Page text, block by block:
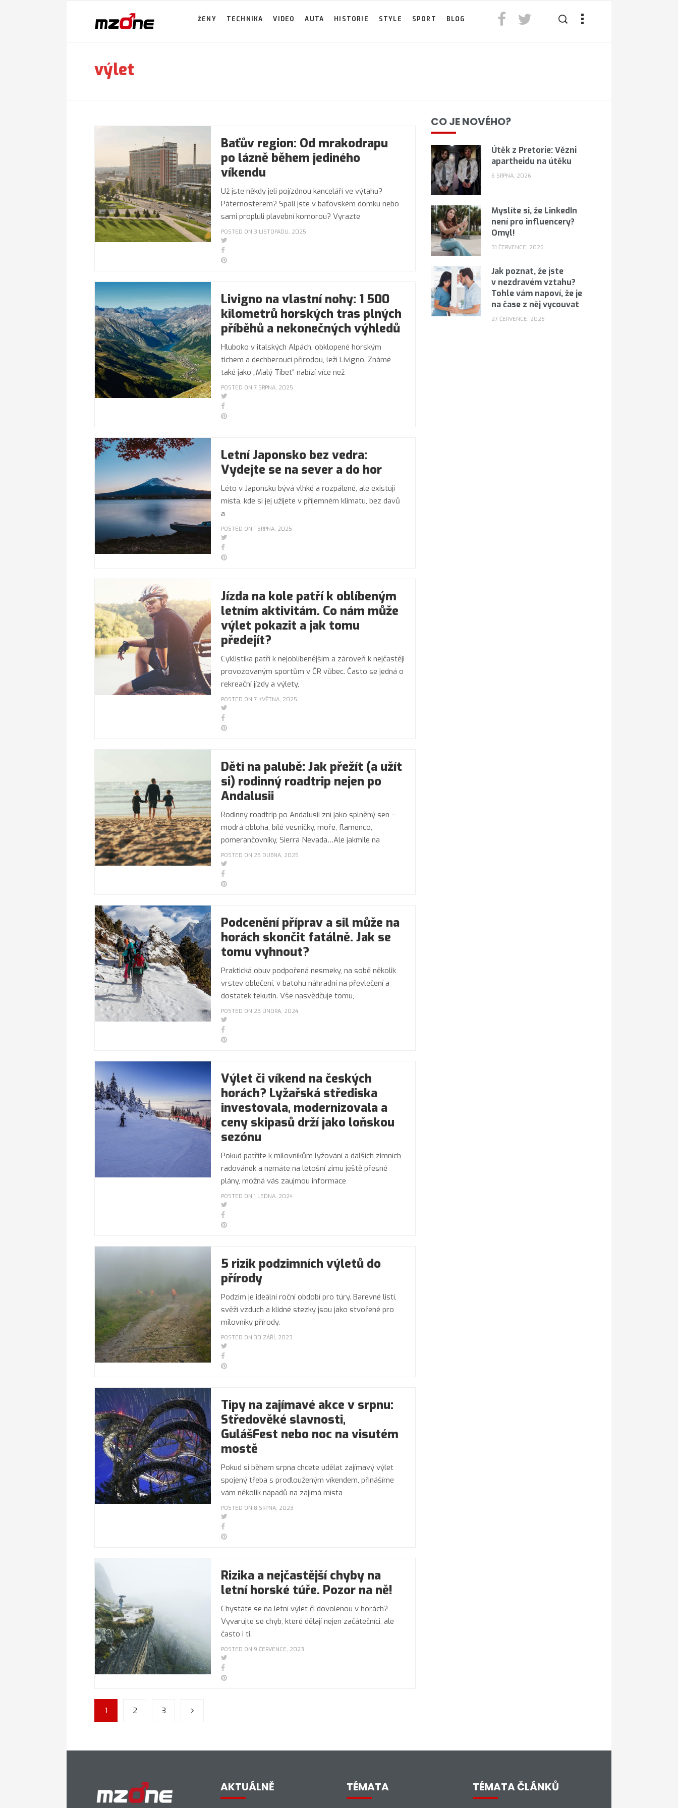
ŽENY TECHNIKA VIDEO AUTA HISTORIE STYLE SPORT BLOG
výlet
Baťův region: Od mrakodrapu
po lázně během jediného
víkendu
Už jste někdy jeli pojízdnou kanceláří ve výtahu?
Páternosterem? Spali jste v baťovském domku nebo
sami propluli plavební komorou? Vyrazte
POSTED ON 3 LISTOPADU, 2025
Livigno na vlastní nohy: 1 500
kilometrů horských tras plných
příběhů a nekonečných výhledů
Hluboko v italských Alpách, obklopené horským
tichem a dechberoucí přírodou, leží Livigno. Známé
také jako „Malý Tibet“ nabízí více než
POSTED ON 7 SRPNA, 2025
Letní Japonsko bez vedra:
Vydejte se na sever a do hor
Léto v Japonsku bývá vlhké a rozpálené, ale existují
místa, kde si jej užijete v příjemném klimatu, bez davů
a
POSTED ON 1 SRPNA, 2025
Jízda na kole patří k oblíbeným
letním aktivitám. Co nám může
výlet pokazit a jak tomu
předejít?
Cyklistika patří k nejoblíbenějším a zároveň k nejčastěji
provozovaným sportům v ČR vůbec. Často se jedná o
rekreační jízdy a výlety,
POSTED ON 7 KVĚTNA, 2025
Děti na palubě: Jak přežít (a užít
si) rodinný roadtrip nejen po
Andalusii
Rodinný roadtrip po Andalusii zní jako splněný sen –
modrá obloha, bílé vesničky, moře, flamenco,
pomerančovníky, Sierra Nevada…Ale jakmile na
POSTED ON 28 DUBNA, 2025
Podcenění příprav a sil může na
horách skončit fatálně. Jak se
tomu vyhnout?
Praktická obuv podpořená nesmeky, na sobě několik
vrstev oblečení, v batohu náhradní na převlečení a
dostatek tekutin. Vše nasvědčuje tomu,
POSTED ON 23 ÚNORA, 2024
Výlet či víkend na českých
horách? Lyžařská střediska
investovala, modernizovala a
ceny skipasů drží jako loňskou
sezónu
Pokud patříte k milovníkům lyžování a dalších zimních
radovánek a nemáte na letošní zimu ještě přesné
plány, možná vás zaujmou informace
POSTED ON 1 LEDNA, 2024
5 rizik podzimních výletů do
přírody
Podzim je ideální roční období pro túry. Barevné listí,
svěží vzduch a klidné stezky jsou jako stvořené pro
milovníky přírody.
POSTED ON 30 ZÁŘÍ, 2023
Tipy na zajímavé akce v srpnu:
Středověké slavnosti,
GulášFest nebo noc na visutém
mostě
Pokud si během srpna chcete udělat zajímavý výlet
spojený třeba s prodlouženým víkendem, přinášíme
vám několik nápadů na zajímá místa
POSTED ON 8 SRPNA, 2023
Rizika a nejčastější chyby na
letní horské túře. Pozor na ně!
Chystáte se na letní výlet či dovolenou v horách?
Vyvarujte se chyb, které dělají nejen začátečníci, ale
často i ti,
POSTED ON 9 ČERVENCE, 2023
1 2 3
CO JE NOVÉHO?
Útěk z Pretorie: Vězni
apartheidu na útěku
6 SRPNA, 2026
Myslíte si, že LinkedIn
není pro influencery?
Omyl!
31 ČERVENCE, 2026
Jak poznat, že jste
v nezdravém vztahu?
Tohle vám napoví, že je
na čase z něj vycouvat
27 ČERVENCE, 2026
AKTUÁLNĚ TÉMATA TÉMATA ČLÁNKŮ